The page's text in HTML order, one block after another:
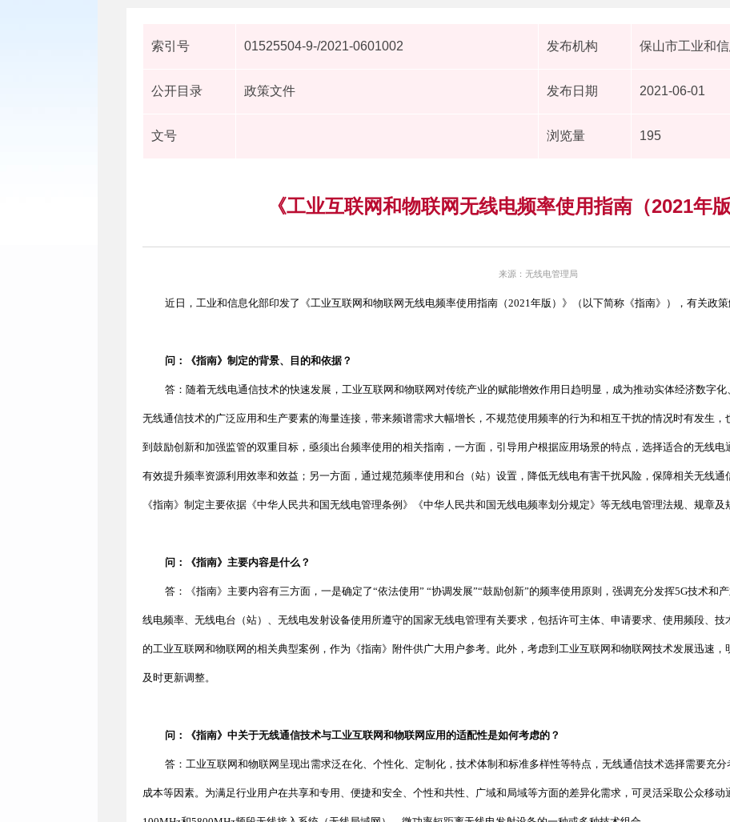
索引号 01525504-9-/2021-0601002 发布机构 保山市工业和
公开目录 政策文件 发布日期 2021-06-01
文号 浏览量 195
《工业互联网和物联网无线电频率使用指南（2021年
来源：无线电管理局
近日，工业和信息化部印发了《工业互联网和物联网无线电频率使用指南（2021年版）》（以下简称《指南》），有关政策
问：《指南》制定的背景、目的和依据？
答：随着无线电通信技术的快速发展，工业互联网和物联网对传统产业的赋能增效作用日趋明显，成为推动实体经济数字
无线通信技术的广泛应用和生产要素的海量连接，带来频谱需求大幅增长，不规范使用频率的行为和相互干扰的情况时有发生
到鼓励创新和加强监管的双重目标，亟须出台频率使用的相关指南，一方面，引导用户根据应用场景的特点，选择适合的无线电
有效提升频率资源利用效率和效益；另一方面，通过规范频率使用和台（站）设置，降低无线电有害干扰风险，保障相关无线通
《指南》制定主要依据《中华人民共和国无线电管理条例》《中华人民共和国无线电频率划分规定》等无线电管理法规、规章及
问：《指南》主要内容是什么？
答：《指南》主要内容有三方面，一是确定了“依法使用” “协调发展”“鼓励创新”的频率使用原则，强调充分发挥5G技术和
线电频率、无线电台（站）、无线电发射设备使用所遵守的国家无线电管理有关要求，包括许可主体、申请要求、使用频段、
的工业互联网和物联网的相关典型案例，作为《指南》附件供广大用户参考。此外，考虑到工业互联网和物联网技术发展迅速
及时更新调整。
问：《指南》中关于无线通信技术与工业互联网和物联网应用的适配性是如何考虑的？
答：工业互联网和物联网呈现出需求泛在化、个性化、定制化，技术体制和标准多样性等特点，无线通信技术选择需要充
成本等因素。为满足行业用户在共享和专用、便捷和安全、个性和共性、广域和局域等方面的差异化需求，可灵活采取公众移动